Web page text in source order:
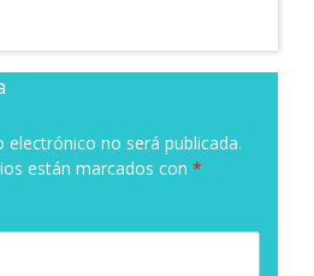
electrónico no será publicada.
están marcados con *